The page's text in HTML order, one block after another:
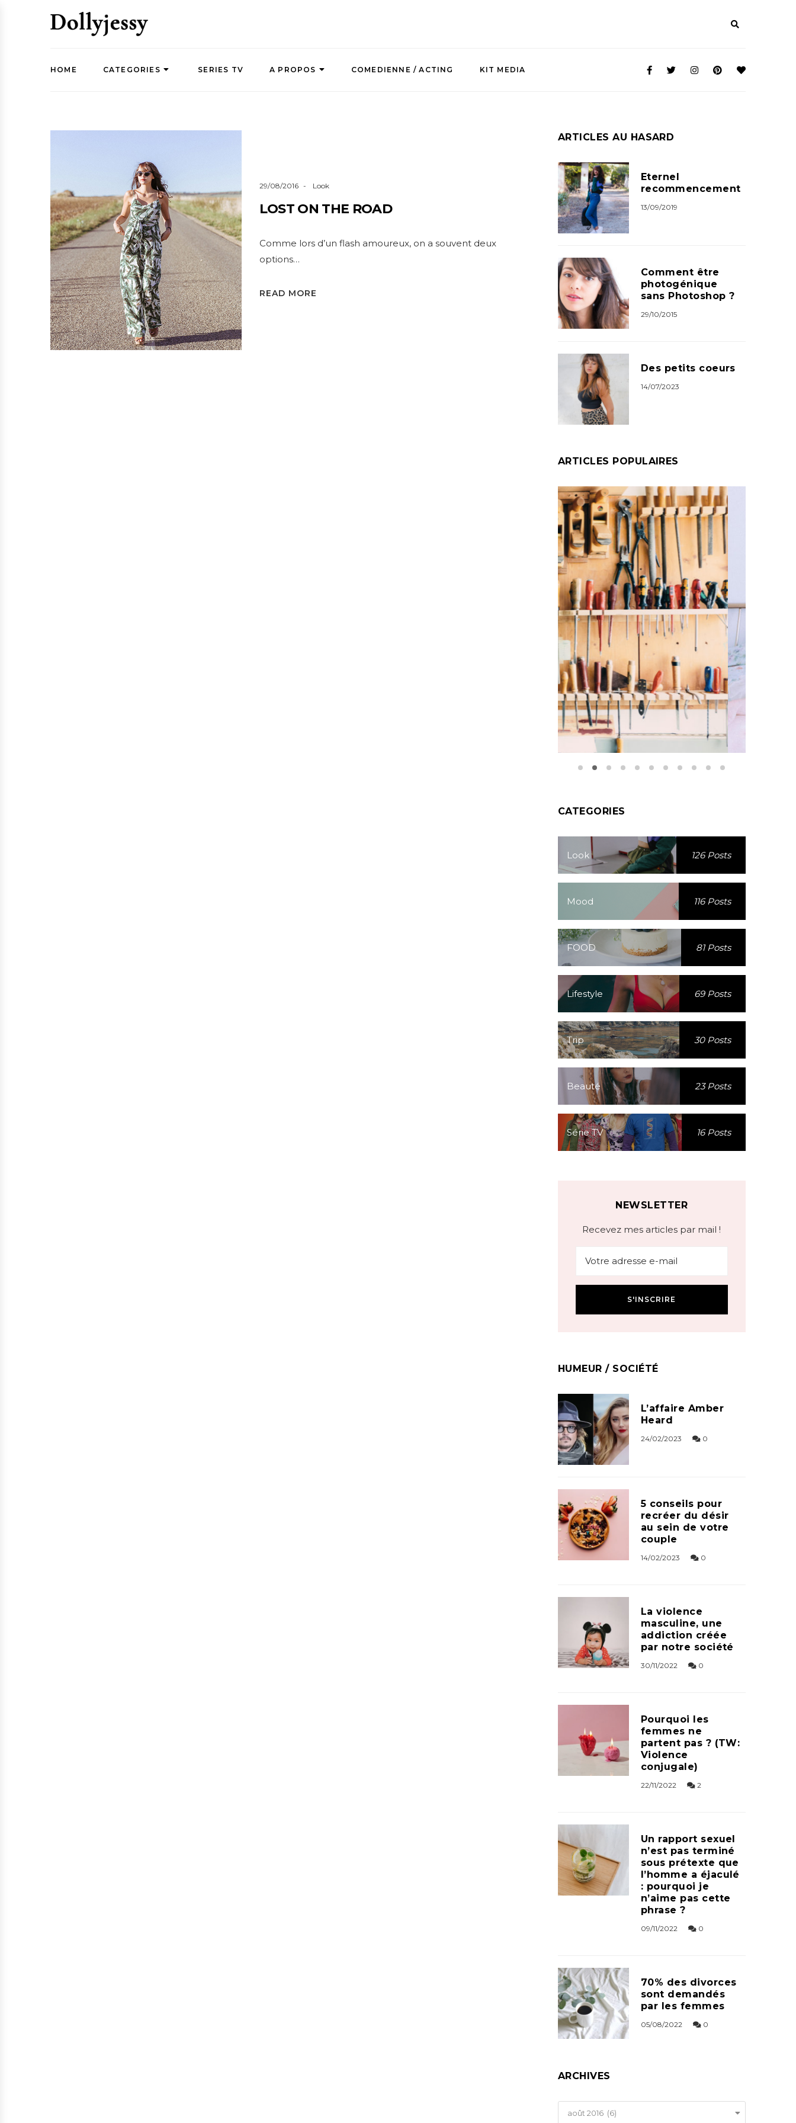
HOME CATEGORIES SERIES TV A PROPOS COMEDIENNE / ACTING KIT MEDIA
29/08/2016 Look
LOST ON THE ROAD
Comme lors d’un flash amoureux, on a souvent deux
options…
READ MORE
ARTICLES AU HASARD
Eternel
recommencement
13/09/2019
Comment être
photogénique
sans Photoshop ?
29/10/2015
Des petits coeurs
14/07/2023
ARTICLES POPULAIRES
CATEGORIES
Look 126 Posts
Mood 116 Posts
FOOD 81 Posts
Lifestyle 69 Posts
Trip 30 Posts
Beauté 23 Posts
Série TV 16 Posts
NEWSLETTER
Recevez mes articles par mail !
HUMEUR / SOCIÉTÉ
L’affaire Amber
Heard
24/02/2023 0
5 conseils pour
recréer du désir
au sein de votre
couple
14/02/2023 0
La violence
masculine, une
addiction créée
par notre société
30/11/2022 0
Pourquoi les
femmes ne
partent pas ? (TW:
Violence
conjugale)
22/11/2022 2
Un rapport sexuel
n’est pas terminé
sous prétexte que
l’homme a éjaculé
: pourquoi je
n’aime pas cette
phrase ?
09/11/2022 0
70% des divorces
sont demandés
par les femmes
05/08/2022 0
ARCHIVES
Archives
août 2016 (6)